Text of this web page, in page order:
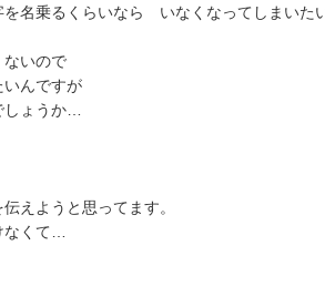
名乗るくらいなら　いなくなってしまいた
ないので
いんですが
しょうか…
えようと思ってます。
なくて…